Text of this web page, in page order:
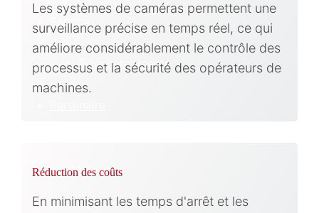
Service
Téléchargements
Contact
Les systèmes de caméras permettent une
surveillance précise en temps réel, ce qui
améliore considérablement le contrôle des
processus et la sécurité des opérateurs de
machines.
Réduction des coûts
En minimisant les temps d'arrêt et les